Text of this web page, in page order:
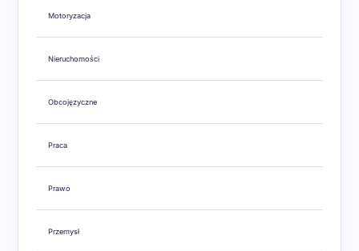
Motoryzacja
Nieruchomości
Obcojęzyczne
Praca
Prawo
Przemysł